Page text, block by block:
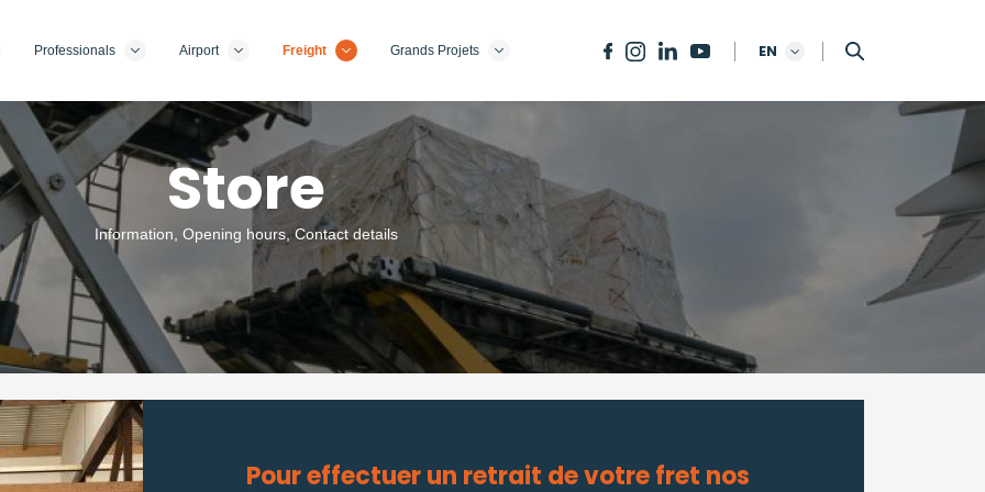
Professionals Airport Freight Grands Projets EN
Store
Information, Opening hours, Contact details
Pour effectuer un retrait de votre fret nos